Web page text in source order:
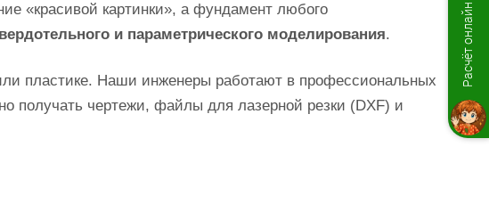
«красивой картинки», а фундамент любого
и параметрического моделирования.
пластике. Наши инженеры работают в профессиональных
получать чертежи, файлы для лазерной резки (DXF) и
Расчёт онлайн